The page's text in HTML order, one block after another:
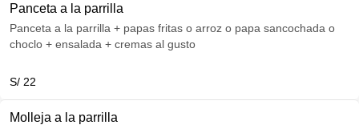
Panceta a la parrilla
Panceta a la parrilla + papas fritas o arroz o papa sancochada o
choclo + ensalada + cremas al gusto
S/ 22
Molleja a la parrilla